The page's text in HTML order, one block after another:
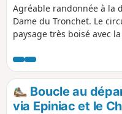
Agréable randonnée à la
Dame du Tronchet. Le
paysage très boisé avec
Mireloup. C'est un circuit
Boucle au
via Epiniac et le